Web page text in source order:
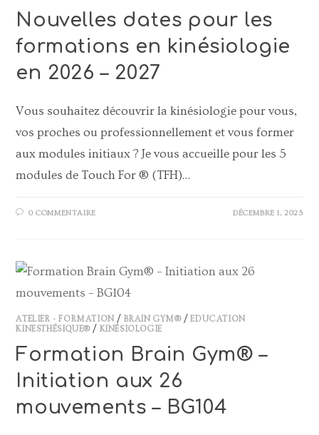
Nouvelles dates pour les
formations en kinésiologie
en 2026 – 2027
Vous souhaitez découvrir la kinésiologie pour vous,
vos proches ou professionnellement et vous former
aux modules initiaux ? Je vous accueille pour les 5
modules de Touch For ® (TFH)…
0 COMMENTAIRE DÉCEMBRE 1, 2025
ATELIER - FORMATION / BRAIN GYM®/EDUCATION
KINESTHÉSIQUE®/ KINÉSIOLOGIE
Formation Brain Gym® –
Initiation aux 26
mouvements – BG104